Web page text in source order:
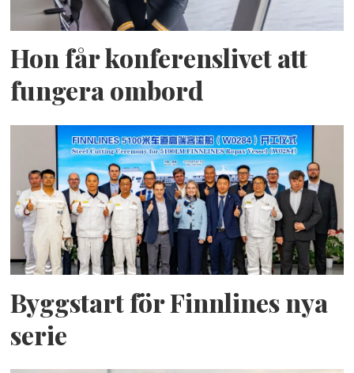
Hon får konferenslivet att
fungera ombord
Byggstart för Finnlines nya
serie